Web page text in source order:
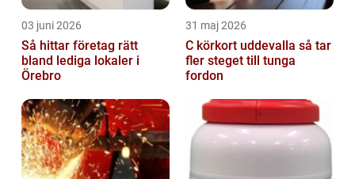
03 juni 2026
Så hittar företag rätt
bland lediga lokaler i
Örebro
31 maj 2026
C körkort uddevalla så tar
fler steget till tunga
fordon